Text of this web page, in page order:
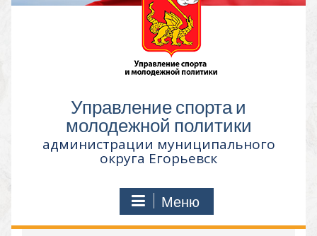
Управление спорта и
молодежной политики
администрации муниципального
округа Егорьевск
Меню